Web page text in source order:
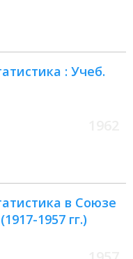
: Учеб.
в Союзе
1957 гг.)